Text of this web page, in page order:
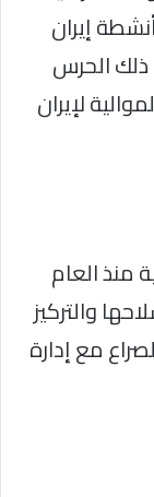
إيران
ذلك الحرس
لإيران
العام
والتركيز
مع إدارة